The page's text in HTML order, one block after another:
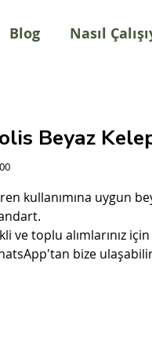
Blog Nasıl
Beyaz
kullanımına uygun
ve toplu alımlarınız
bize